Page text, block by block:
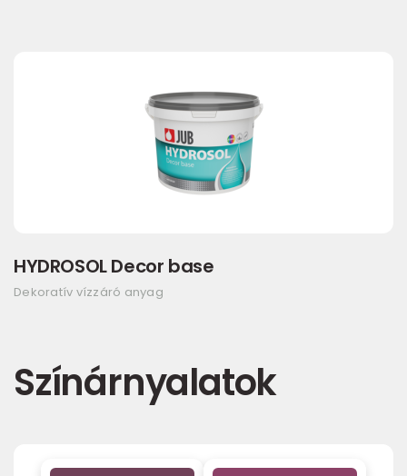
HYDROSOL Decor base
Dekoratív vízzáró anyag
Színárnyalatok